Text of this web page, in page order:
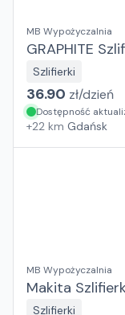
MB Wypożyczalnia
GRAPHITE
Szlifierki
36.90 zł/dzień
Dostępność
+22 km Gdańsk
MB Wypożyczalnia
Makita
Szlifierki